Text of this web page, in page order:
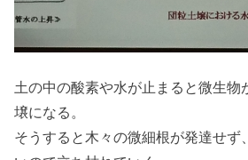
土の中の酸素や水が止まると微生物
壌になる。
そうすると木々の微細根が発達せず